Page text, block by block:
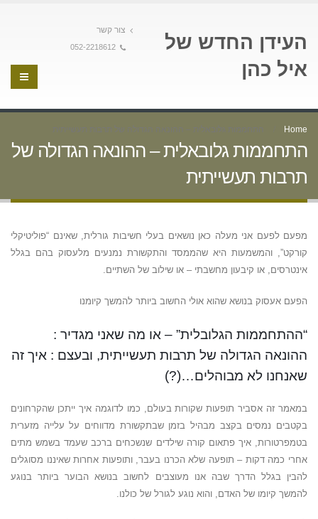
העידן החדש של
איל כהן
צור קשר
052-2218612
Home התחממות גלובאלית – ההונאה הגדולה של תרבות תעשייתית
התחממות גלובאלית – ההונאה הגדולה של
תרבות תעשייתית
מפעם לפעם אני מעלה כאן נושאים בעלי חשיבות גורלית, שאינם “פוליטיקלי
קורקט”, והמשמעות היא שהממסד והתקשורת נמנעים מלעסוק בהם בגלל
אינטרסים, או קיבעון מחשבתי – או שילוב של השתיים.
הפעם אעסוק בנושא שהוא אולי החשוב ביותר להמשך קיומנו
“ההתחממות הגלובלית” – או מה שאני מגדיר :
ההונאה הגדולה של תרבות תעשייתית, ובעצם : איך זה
שאנחנו לא מבוהלים…(?)
במאמר זה אסביר תופעות שקורות בעולם, כמו לדוגמה איך ייתכן שהקרחונים
בקטבים נמסים בקצב מבהיל בזמן שבתקשורת מדווחים על עלייה מזערית
בטמפרטורות, איך פתאום קורה שילדים שנשכחים ברכב שעמד בשמש מתים
אחרי כמה דקות – תופעה שלא הכרנו בעבר, ותופעות אחרות שאיננו מסוגלים
להבין בגלל הדרך שבה אנו מעוצבים לחשוב בנושא הבוער ביותר בנוגע
להמשך קיומו של האדם, והוא נוגע לגורל של כולנו.